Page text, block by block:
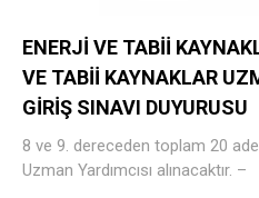
ENERJİ VE TABİİ
VE TABİİ KAYNAKLAR
GİRİŞ SINAVI DUYURUSU
8 ve 9. dereceden toplam 20
Uzman Yardımcısı alınacaktır. –